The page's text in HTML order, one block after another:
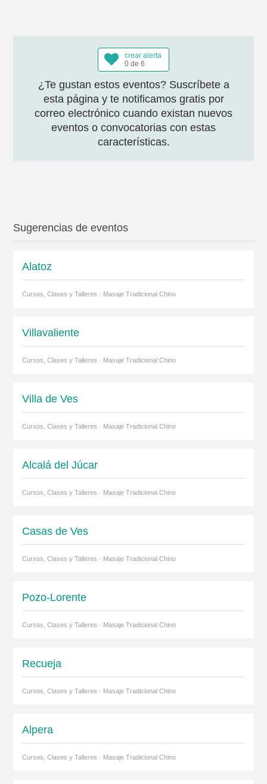
crear alerta
0 de 6
¿Te gustan estos eventos? Suscríbete a
esta página y te notificamos gratis por
correo electrónico cuando existan nuevos
eventos o convocatorias con estas
características.
Sugerencias de eventos
Alatoz
Cursos, Clases y Talleres · Masaje Tradicional Chino
Villavaliente
Cursos, Clases y Talleres · Masaje Tradicional Chino
Villa de Ves
Cursos, Clases y Talleres · Masaje Tradicional Chino
Alcalá del Júcar
Cursos, Clases y Talleres · Masaje Tradicional Chino
Casas de Ves
Cursos, Clases y Talleres · Masaje Tradicional Chino
Pozo-Lorente
Cursos, Clases y Talleres · Masaje Tradicional Chino
Recueja
Cursos, Clases y Talleres · Masaje Tradicional Chino
Alpera
Cursos, Clases y Talleres · Masaje Tradicional Chino